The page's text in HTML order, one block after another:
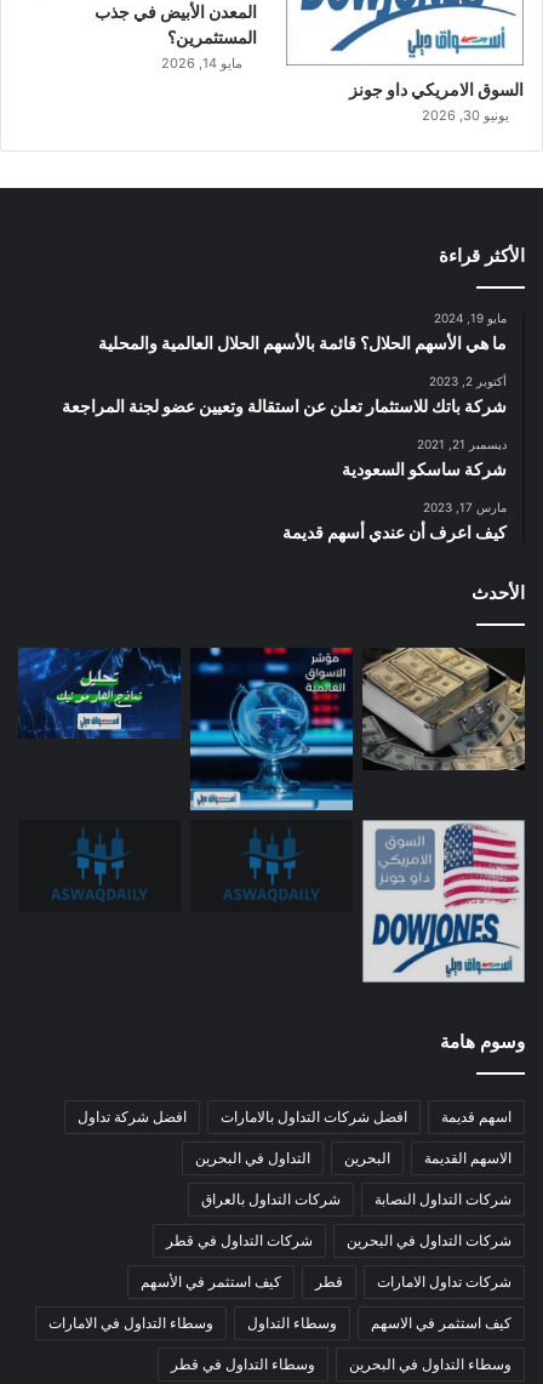
السوق الامريكي داو جونز
يونيو 30, 2026
المعدن الأبيض في جذب
المستثمرين؟
مايو 14, 2026
الأكثر قراءة
مايو 19, 2024
ما هي الأسهم الحلال؟ قائمة بالأسهم الحلال العالمية والمحلية
أكتوبر 2, 2023
شركة باتك للاستثمار تعلن عن استقالة وتعيين عضو لجنة المراجعة
ديسمبر 21, 2021
شركة ساسكو السعودية
مارس 17, 2023
كيف اعرف أن عندي أسهم قديمة
الأحدث
وسوم هامة
اسهم قديمة افضل شركات التداول بالامارات افضل شركة تداول
الاسهم القديمة البحرين التداول في البحرين
شركات التداول النصابة شركات التداول بالعراق
شركات التداول في البحرين شركات التداول في قطر
شركات تداول الامارات قطر كيف استثمر في الأسهم
كيف استثمر في الاسهم وسطاء التداول وسطاء التداول في الامارات
وسطاء التداول في البحرين وسطاء التداول في قطر